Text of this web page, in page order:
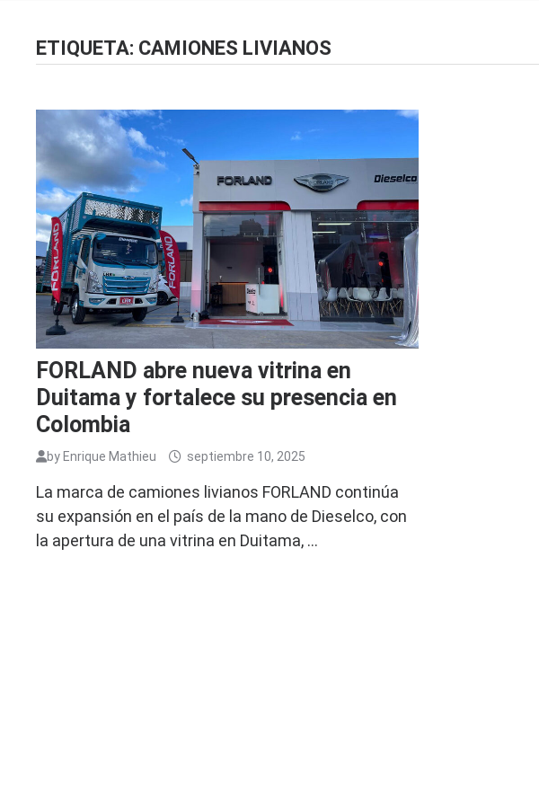
ETIQUETA: CAMIONES LIVIANOS
FORLAND abre nueva vitrina en
Duitama y fortalece su presencia en
Colombia
by Enrique Mathieu septiembre 10, 2025
La marca de camiones livianos FORLAND continúa
su expansión en el país de la mano de Dieselco, con
la apertura de una vitrina en Duitama, …